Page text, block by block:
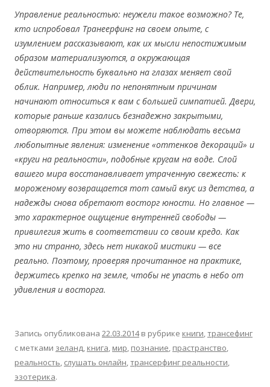
Управление реальностью: неужели такое возможно? Те,
кто испробовал Транеерфинг на своем опыте, с
изумлением рассказывают, как их мысли непостижимым
образом материализуются, а окружающая
действительность буквально на глазах меняет свой
облик. Например, люди по непонятным причинам
начинают относиться к вам с большей симпатией. Двери,
которые раньше казались безнадежно закрытыми,
отворяются. При этом вы можете наблюдать весьма
любопытные явления: изменение «оттенков декораций» и
«круги на реальности», подобные кругам на воде. Слой
вашего мира восстанавливает утраченную свежесть: к
мороженому возвращается тот самый вкус из детства, а
надежды снова обретают восторг юности. Но главное —
это характерное ощущение внутренней свободы —
привилегия жить в соответствии со своим кредо. Как
это ни странно, здесь нет никакой мистики — все
реально. Поэтому, проверяя прочитанное на практике,
держитесь крепко на земле, чтобы не упасть в небо от
удивления и восторга.
Запись опубликована 22.03.2014в рубрике книги,трансефинг
с метками зеланд, книга, мир, познание, прастранство,
реальность, слушать онлайн,трансерфинг реальности,
эзотерика.